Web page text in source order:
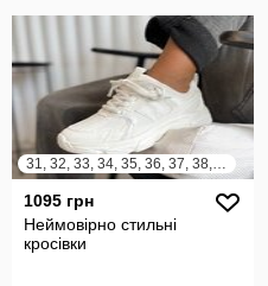
31, 32, 33, 34, 35, 36, 37, 38, 39, 40, 41
1095 грн
Неймовірно стильні
кросівки